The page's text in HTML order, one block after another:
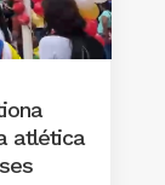
atlética